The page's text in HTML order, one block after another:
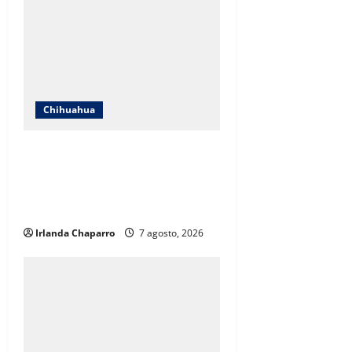
Chihuahua
Irlanda Chaparro 7 agosto, 2026